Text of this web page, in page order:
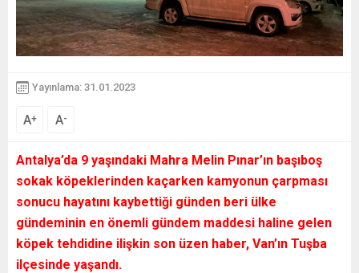
Yayınlama: 31.01.2023
A+ A-
Antalya’da 9 yaşındaki Mahra Melin Pınar’ın başıboş
sokak köpeklerinden kaçarken kamyonun çarpması
sonucu hayatını kaybettiği günden beri ülke
gündeminin en önemli gündem maddesi haline gelen
köpek tehdidine ilişkin son üzen haber, Van’ın Tuşba
ilçesinde yaşandı.